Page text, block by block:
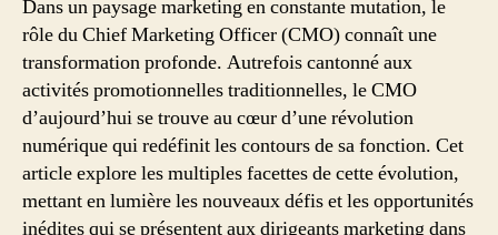
Dans un paysage marketing en constante mutation, le
rôle du Chief Marketing Officer (CMO) connaît une
transformation profonde. Autrefois cantonné aux
activités promotionnelles traditionnelles, le CMO
d’aujourd’hui se trouve au cœur d’une révolution
numérique qui redéfinit les contours de sa fonction. Cet
article explore les multiples facettes de cette évolution,
mettant en lumière les nouveaux défis et les opportunités
inédites qui se présentent aux dirigeants marketing dans